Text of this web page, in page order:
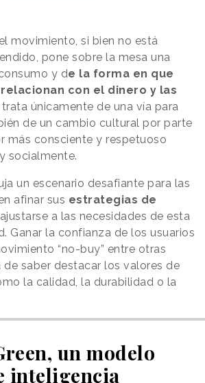
movimiento, si bien no está
pone sobre la mesa una
y de la forma en que
con el dinero y las
trata únicamente de una vía para
de un cambio cultural por parte
más consciente y respetuoso
socialmente.
un escenario desafiante para las
afinar sus estrategias de
a las necesidades de esta
Ganar la confianza de los usuarios
“no-buy” entre otras
de saber destacar los valores de
la calidad, la durabilidad o la
un modelo
inteligencia